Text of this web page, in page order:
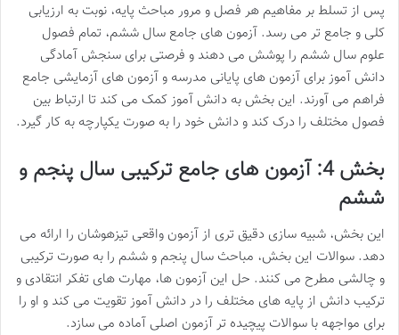
پس از تسلط بر مفاهیم هر فصل و مرور مباحث پایه، نوبت به ارزیابی
کلی و جامع تر می رسد. آزمون های جامع سال ششم، تمام فصول
علوم سال ششم را پوشش می دهند و فرصتی برای سنجش آمادگی
دانش آموز برای آزمون های پایانی مدرسه و آزمون های آزمایشی جامع
فراهم می آورند. این بخش به دانش آموز کمک می کند تا ارتباط بین
فصول مختلف را درک کند و دانش خود را به صورت یکپارچه به کار گیرد.
بخش 4: آزمون های جامع ترکیبی سال پنجم و
ششم
این بخش، شبیه سازی دقیق تری از آزمون واقعی تیزهوشان را ارائه می
دهد. سوالات این بخش، مباحث سال پنجم و ششم را به صورت ترکیبی
و چالشی مطرح می کنند. حل این آزمون ها، مهارت های تفکر انتقادی و
ترکیب دانش از پایه های مختلف را در دانش آموز تقویت می کند و او را
برای مواجهه با سوالات پیچیده تر آزمون اصلی آماده می سازد.